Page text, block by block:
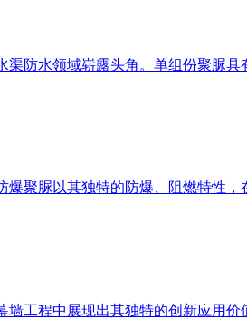
防水领域崭露头角。单组份聚脲具
聚脲以其独特的防爆、阻燃特性，
工程中展现出其独特的创新应用